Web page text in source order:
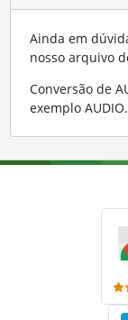
Ainda em
nosso arquivo
Conversão de
exemplo AUDIO.